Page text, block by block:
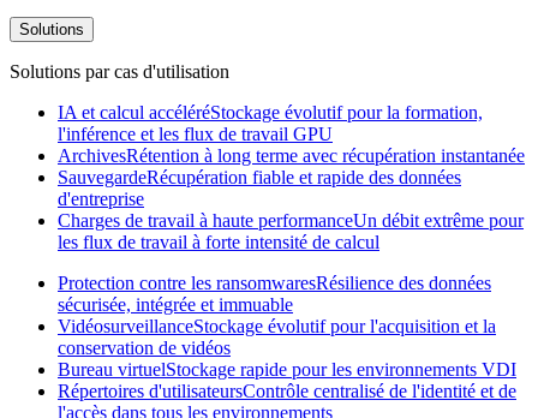
Solutions
Solutions par cas d'utilisation
IA et calcul accéléréStockage évolutif pour la formation,
l'inférence et les flux de travail GPU
ArchivesRétention à long terme avec récupération instantanée
SauvegardeRécupération fiable et rapide des données
d'entreprise
Charges de travail à haute performanceUn débit extrême pour
les flux de travail à forte intensité de calcul
Protection contre les ransomwaresRésilience des données
sécurisée, intégrée et immuable
VidéosurveillanceStockage évolutif pour l'acquisition et la
conservation de vidéos
Bureau virtuelStockage rapide pour les environnements VDI
Répertoires d'utilisateursContrôle centralisé de l'identité et de
l'accès dans tous les environnements